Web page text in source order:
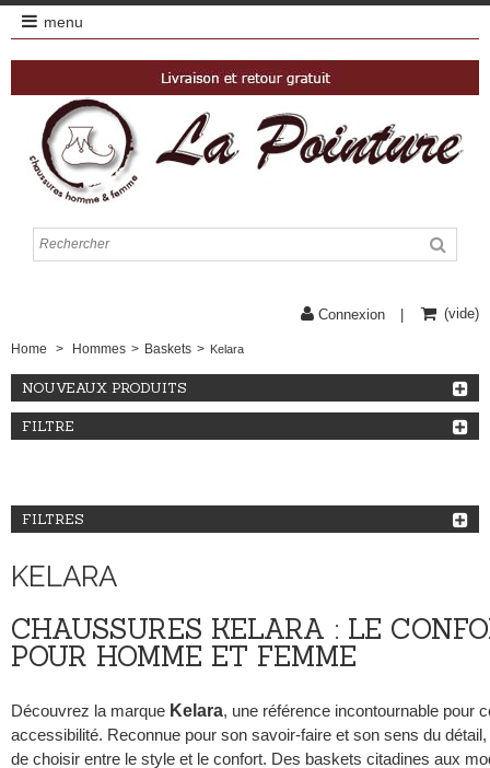
menu
(vide)
Connexion
Home > Hommes > Baskets > Kelara
NOUVEAUX PRODUITS
FILTRE
FILTRES
KELARA
CHAUSSURES KELARA : LE
POUR HOMME ET FEMME
Découvrez la marque Kelara, une référence incontournable pour
accessibilité. Reconnue pour son savoir-faire et son sens du
de choisir entre le style et le confort. Des baskets citadines aux